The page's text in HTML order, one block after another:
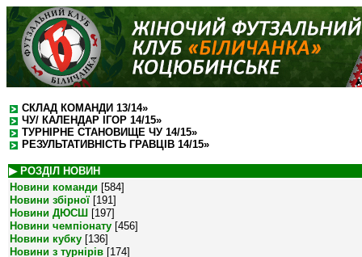
СКЛАД КОМАНДИ 13/14»
ЧУ/ КАЛЕНДАР ІГОР 14/15»
ТУРНІРНЕ СТАНОВИЩЕ ЧУ 14/15»
РЕЗУЛЬТАТИВНІСТЬ ГРАВЦІВ 14/15»
▶ РОЗДІЛ НОВИН
Новини команди [584]
Новини збірної [191]
Новини ДЮСШ [197]
Новини чемпіонату [456]
Новини кубку [136]
Новини з турнірів [174]